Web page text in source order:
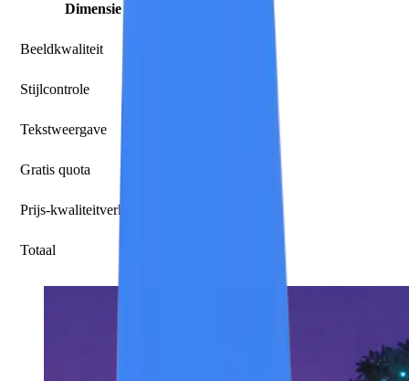
Dimensie
Beeldkwaliteit
Stijlcontrole
Tekstweergave
Gratis quota
Prijs-kwaliteitverhouding
Totaal